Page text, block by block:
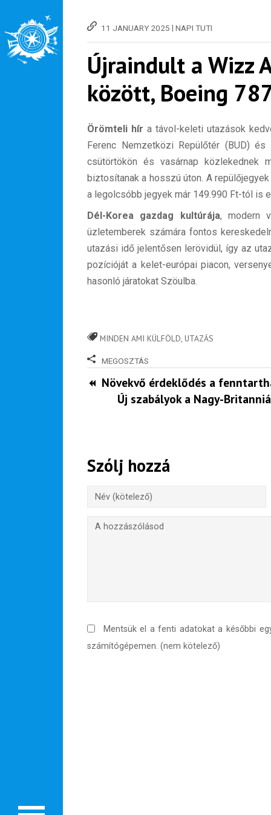
11 JANUARY 2025 | NAPI TUTI
Újraindult a Wizz
között, Boeing
Örömteli hír a távol-keleti utazások
Ferenc Nemzetközi Repülőtér (BUD) és
csütörtökön és vasárnap közlekednek
biztosítanak a hosszú úton. A
a legolcsóbb jegyek már 149.990 Ft-tól is
Dél-Korea gazdag kultúrája, modern
üzletemberek számára fontos
utazási idő jelentősen lerövidül, így az
pozícióját a kelet-európai piacon,
hasonló járatokat Szöulba.
MINDEN AMI KÜLFÖLD, UTAZÁS
MEGOSZTÁS
Növekvő érdeklődés a
Új szabályok a Nagy-
Szólj hozzá
Mentsük el a fenti adatokat a későbbi
számítógépemen. (nem kötelező)